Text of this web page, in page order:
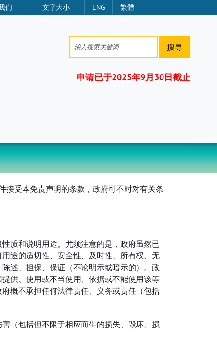
们 文字大小 ENG 繁體
搜寻
申请已于2025年9月30日截止
接受本免责声明的条款，政府可不时对有关条
质和说明用途。尤须注意的是，政府虽然已
途的适切性、安全性、及时性、所有权、无
述、担保、保证（不论明示或暗示的）。政
供、使用或不当使用、依据或不能使用该等
概不承担任何法律责任、义务或责任（包括
（包括但不限于相应而生的损失、毁坏、损